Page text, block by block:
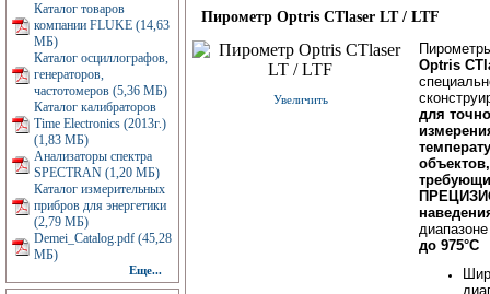
Каталог товаров
компании FLUKE (14,63
МБ)
Каталог осциллографов,
генераторов,
частотомеров (5,36 МБ)
Каталог калибраторов
Time Electronics (2013г.)
(1,83 МБ)
Анализаторы спектра
SPECTRAN (1,20 МБ)
Каталог измерительных
прибров для энергетики
(2,79 МБ)
Demei_Catalog.pdf (45,28
МБ)
Еще...
Пирометр Optris CTlaser LT / LTF
Увеличить
Optris
для
объектов,
до 975°C